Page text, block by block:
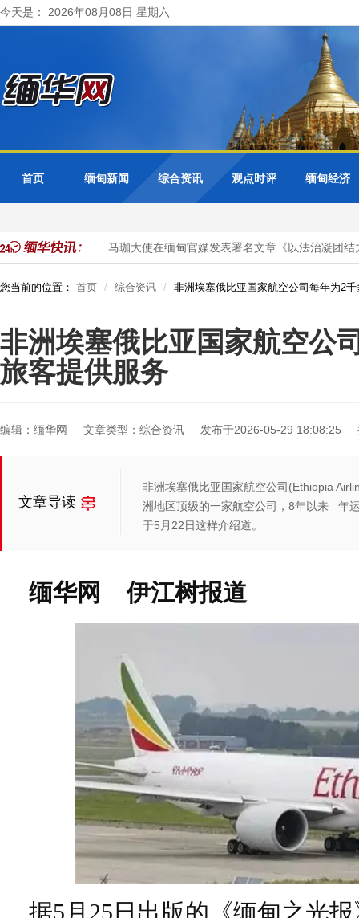
今天是： 2026年08月08日 星期六
首页 缅甸新闻 综合资讯 观点时评 缅甸经济
气项目投资 马珈大使在缅甸官媒发表署名文章《以法治凝团结
您当前的位置： 首页 综合资讯 非洲埃塞俄比亚国家航空公司每年为2
非洲埃塞俄比亚国家航空公
旅客提供服务
编辑：缅华网 文章类型：综合资讯 发布于2026-05-29 18:08:25
文章导读
非洲埃塞俄比亚国家航空公司(Ethiopia
洲地区顶级的一家航空公司，8年以来 年
于5月22日这样介绍道。
缅华网 伊江树报道
据5月25日出版的《缅甸之光